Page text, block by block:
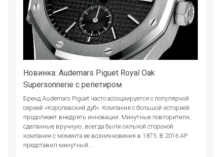
Новинка: Audemars Piguet Royal Oak
Supersonnerie с репетиром
Бренд Audemars Piguet часто ассоциируется с популярной
серией «Королевский дуб». Компания с большой историей
продолжает внедрять инновации. Минутные повторители,
сделанные вручную, всегда были сильной стороной
компании с момента ее возникновения в 1875. В 2016 АР
представил минутный...